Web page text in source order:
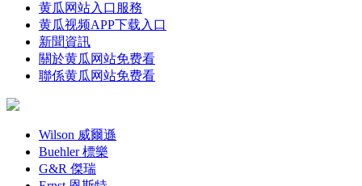
黄瓜网站入口服務
黄瓜视频APP下载入口
新聞資訊
關於黄瓜网站免费看
聯係黄瓜网站免费看
Wilson 威爾遜
Buehler 標樂
G&R 傑瑞